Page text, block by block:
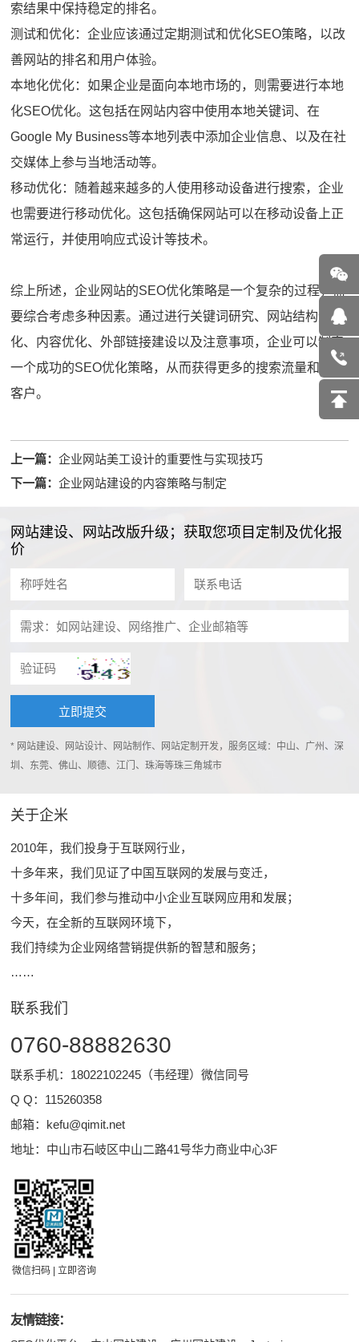
索结果中保持稳定的排名。
测试和优化：企业应该通过定期测试和优化SEO策略，以改
善网站的排名和用户体验。
本地化优化：如果企业是面向本地市场的，则需要进行本地
化SEO优化。这包括在网站内容中使用本地关键词、在
Google My Business等本地列表中添加企业信息、以及在社
交媒体上参与当地活动等。
移动优化：随着越来越多的人使用移动设备进行搜索，企业
也需要进行移动优化。这包括确保网站可以在移动设备上正
常运行，并使用响应式设计等技术。
综上所述，企业网站的SEO优化策略是一个复杂的过程，需
要综合考虑多种因素。通过进行关键词研究、网站结构优
化、内容优化、外部链接建设以及注意事项，企业可以制定
一个成功的SEO优化策略，从而获得更多的搜索流量和潜在
客户。
上一篇：企业网站美工设计的重要性与实现技巧
下一篇：企业网站建设的内容策略与制定
网站建设、网站改版升级；获取您项目定制及优化报
价
* 网站建设、网站设计、网站制作、网站定制开发，服务区域：中山、广州、深
圳、东莞、佛山、顺德、江门、珠海等珠三角城市
关于企米
2010年，我们投身于互联网行业，
十多年来，我们见证了中国互联网的发展与变迁，
十多年间，我们参与推动中小企业互联网应用和发展；
今天，在全新的互联网环境下，
我们持续为企业网络营销提供新的智慧和服务；
……
联系我们
0760-88882630
联系手机：18022102245（韦经理）微信同号
Q Q： 115260358
邮箱： kefu@qimit.net
地址：中山市石岐区中山二路41号华力商业中心3F
微信扫码 | 立即咨询
友情链接：